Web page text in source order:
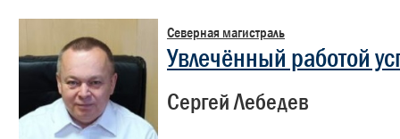
Северная магистраль
Увлечённый работой
Сергей Лебедев